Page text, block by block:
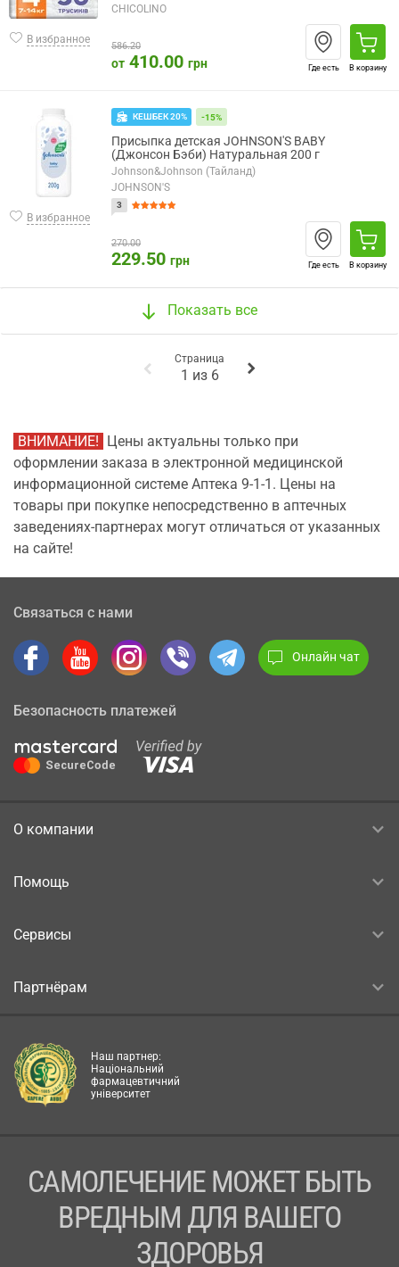
В избранное
CHICOLINO
586.20
от 410.00 грн Где есть В корзину
В избранное
КЕШБЕК 20% -15%
Присыпка детская JOHNSON'S BABY
(Джонсон Бэби) Натуральная 200 г
Johnson&Johnson (Тайланд)
JOHNSON'S
3
270.00
229.50 грн Где есть В корзину
Показать все
Страница
1 из 6
ВНИМАНИЕ! Цены актуальны только при
оформлении заказа в электронной медицинской
информационной системе Аптека 9-1-1. Цены на
товары при покупке непосредственно в аптечных
заведениях-партнерах могут отличаться от указанных
на сайте!
Связаться с нами
Онлайн чат
Безопасность платежей
О компании
Помощь
Сервисы
Партнёрам
Наш партнер:
Національний
фармацевтичний
університет
САМОЛЕЧЕНИЕ МОЖЕТ БЫТЬ
ВРЕДНЫМ ДЛЯ ВАШЕГО
ЗДОРОВЬЯ